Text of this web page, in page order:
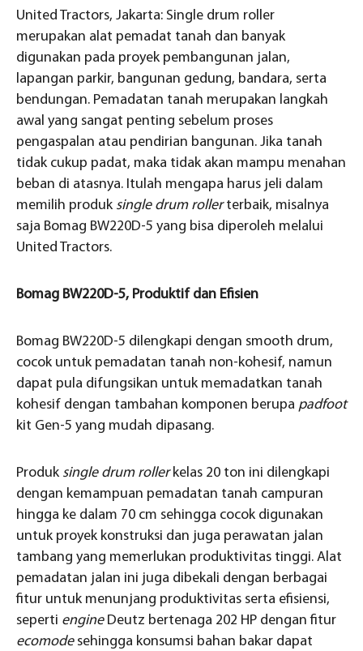
United Tractors, Jakarta: Single drum roller
merupakan alat pemadat tanah dan banyak
digunakan pada proyek pembangunan jalan,
lapangan parkir, bangunan gedung, bandara, serta
bendungan. Pemadatan tanah merupakan langkah
awal yang sangat penting sebelum proses
pengaspalan atau pendirian bangunan. Jika tanah
tidak cukup padat, maka tidak akan mampu menahan
beban di atasnya. Itulah mengapa harus jeli dalam
memilih produk single drum rollerterbaik, misalnya
saja Bomag BW220D-5 yang bisa diperoleh melalui
United Tractors.
Bomag BW220D-5, Produktif dan Efisien
Bomag BW220D-5 dilengkapi dengan smooth drum,
cocok untuk pemadatan tanah non-kohesif, namun
dapat pula difungsikan untuk memadatkan tanah
kohesif dengan tambahan komponen berupa padfoot
kit Gen-5 yang mudah dipasang.
Produk single drum rollerkelas 20 ton ini dilengkapi
dengan kemampuan pemadatan tanah campuran
hingga ke dalam 70 cm sehingga cocok digunakan
untuk proyek konstruksi dan juga perawatan jalan
tambang yang memerlukan produktivitas tinggi. Alat
pemadatan jalan ini juga dibekali dengan berbagai
fitur untuk menunjang produktivitas serta efisiensi,
seperti engineDeutz bertenaga 202 HP dengan fitur
ecomodesehingga konsumsi bahan bakar dapat